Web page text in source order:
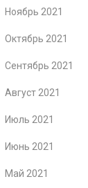
Ноябрь 2021
Октябрь 2021
Сентябрь 2021
Август 2021
Июль 2021
Июнь 2021
Май 2021